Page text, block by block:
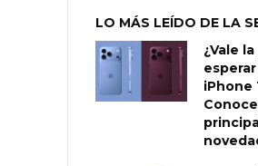
LO MÁS LEÍDO DE LA
¿Vale
iPhone